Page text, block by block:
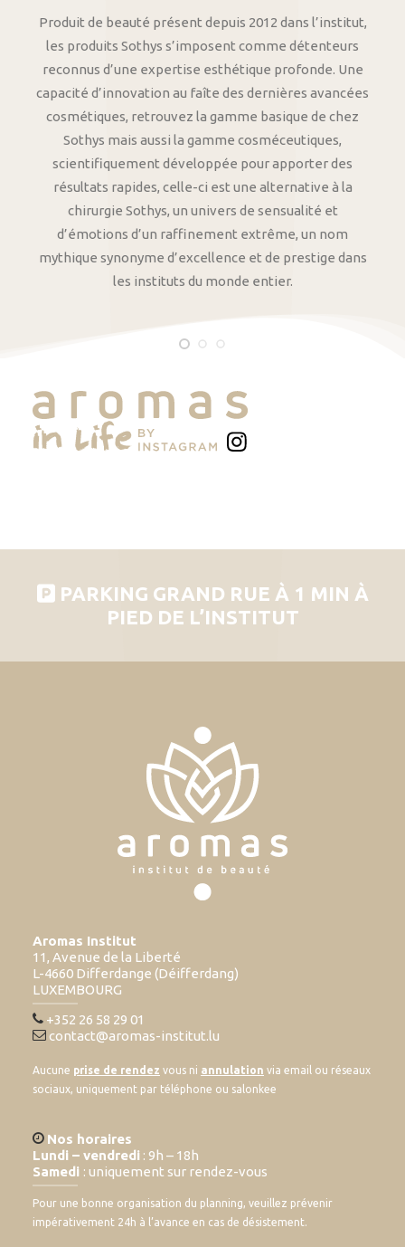
Produit de beauté présent depuis 2012 dans l’institut,
les produits Sothys s’imposent comme détenteurs
reconnus d’une expertise esthétique profonde. Une
capacité d’innovation au faîte des dernières avancées
cosmétiques, retrouvez la gamme basique de chez
Sothys mais aussi la gamme cosméceutiques,
scientifiquement développée pour apporter des
résultats rapides, celle-ci est une alternative à la
chirurgie Sothys, un univers de sensualité et
d’émotions d’un raffinement extrême, un nom
mythique synonyme d’excellence et de prestige dans
les instituts du monde entier.
PARKING GRAND RUE À 1 MIN À
PIED DE L’INSTITUT
Aromas Institut
11, Avenue de la Liberté
L-4660 Differdange (Déifferdang)
LUXEMBOURG
+352 26 58 29 01
contact@aromas-institut.lu
Aucune prise de rendez vous ni annulation via email ou réseaux
sociaux, uniquement par téléphone ou salonkee
Nos horaires
Lundi – vendredi : 9h – 18h
Samedi : uniquement sur rendez-vous
Pour une bonne organisation du planning, veuillez prévenir
impérativement 24h à l’avance en cas de désistement.